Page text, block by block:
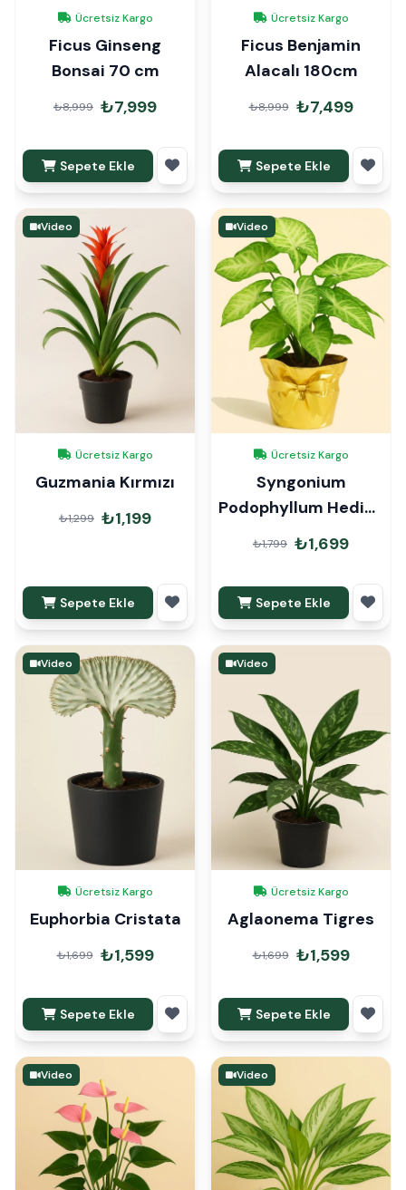
Ücretsiz Kargo
Ficus Ginseng
Bonsai 70 cm
₺8,999 ₺7,999
Sepete Ekle
Ücretsiz Kargo
Ficus Benjamin
Alacalı 180cm
₺8,999 ₺7,499
Sepete Ekle
Video
Ücretsiz Kargo
Guzmania Kırmızı
₺1,299 ₺1,199
Sepete Ekle
Video
Ücretsiz Kargo
Syngonium
Podophyllum Hediye
Paketli
₺1,799 ₺1,699
Sepete Ekle
Video
Ücretsiz Kargo
Euphorbia Cristata
₺1,699 ₺1,599
Sepete Ekle
Video
Ücretsiz Kargo
Aglaonema Tigres
₺1,699 ₺1,599
Sepete Ekle
Video Video